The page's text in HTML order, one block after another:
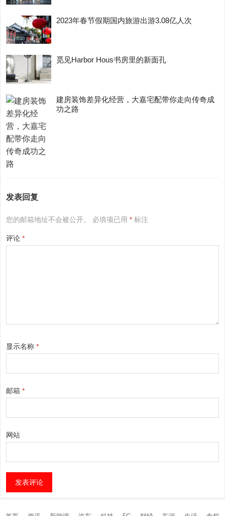
2023年春节假期国内旅游出游3.08亿人次
觅见Harbor Hous书房里的新面孔
建房装饰差异化经营，大嘉宅配带你走向传奇成
功之路
发表回复
您的邮箱地址不会被公开。 必填项已用* 标注
评论*
显示名称*
邮箱*
网站